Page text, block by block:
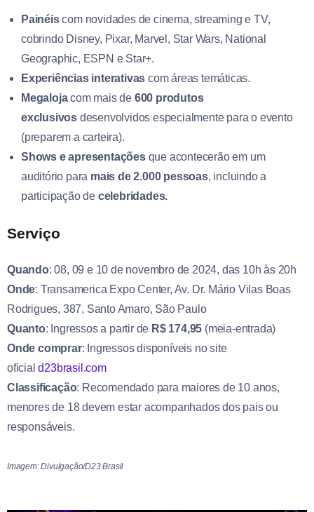
Painéiscom novidades de cinema, streaming e TV,
cobrindo Disney, Pixar, Marvel, Star Wars, National
Geographic, ESPN e Star+.
Experiências interativas com áreas temáticas.
Megalojacom mais de 600 produtos
exclusivos desenvolvidos especialmente para o evento
(preparem a carteira).
Shows e apresentaçõesque acontecerão em um
auditório para mais de 2.000 pessoas, incluindo a
participação de celebridades.
Serviço
Quando: 08, 09 e 10 de novembro de 2024, das 10h às 20h
Onde: Transamerica Expo Center, Av. Dr. Mário Vilas Boas
Rodrigues, 387, Santo Amaro, São Paulo
Quanto: Ingressos a partir de R$ 174,95 (meia-entrada)
Onde comprar: Ingressos disponíveis no site
oficiald23brasil.com
Classificação: Recomendado para maiores de 10 anos,
menores de 18 devem estar acompanhados dos pais ou
responsáveis.
Imagem: Divulgação/D23 Brasil